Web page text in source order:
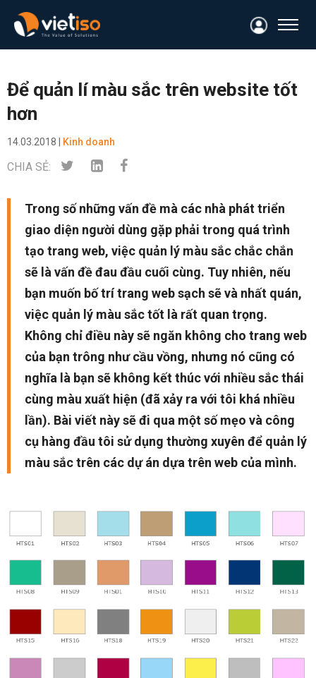
Để quản lí màu sắc trên website tốt
hơn
14.03.2018 | Kinh doanh
CHIA SẺ:
Trong số những vấn đề mà các nhà phát triển
giao diện người dùng gặp phải trong quá trình
tạo trang web, việc quản lý màu sắc chắc chắn
sẽ là vấn đề đau đầu cuối cùng. Tuy nhiên, nếu
bạn muốn bố trí trang web sạch sẽ và nhất quán,
việc quản lý màu sắc tốt là rất quan trọng.
Không chỉ điều này sẽ ngăn không cho trang web
của bạn trông như cầu vồng, nhưng nó cũng có
nghĩa là bạn sẽ không kết thúc với nhiều sắc thái
cùng màu xuất hiện (đã xảy ra với tôi khá nhiều
lần). Bài viết này sẽ đi qua một số mẹo và công
cụ hàng đầu tôi sử dụng thường xuyên để quản lý
màu sắc trên các dự án dựa trên web của mình.